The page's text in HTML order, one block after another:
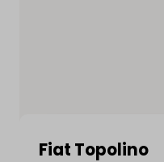
Zakelijke lease
Fiat Topolino